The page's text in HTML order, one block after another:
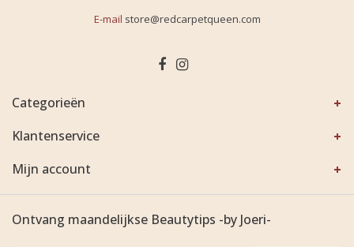
E-mail store@redcarpetqueen.com
Categorieën
Klantenservice
Mijn account
Ontvang maandelijkse Beautytips -by Joeri-